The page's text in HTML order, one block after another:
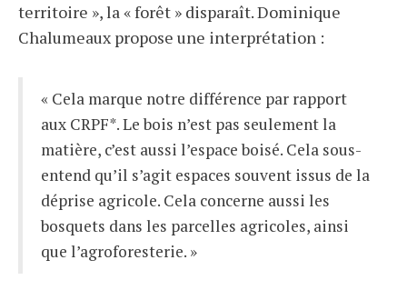
territoire », la « forêt » disparaît. Dominique
Chalumeaux propose une interprétation :
« Cela marque notre différence par rapport
aux CRPF*. Le bois n’est pas seulement la
matière, c’est aussi l’espace boisé. Cela sous-
entend qu’il s’agit espaces souvent issus de la
déprise agricole. Cela concerne aussi les
bosquets dans les parcelles agricoles, ainsi
que l’agroforesterie. »